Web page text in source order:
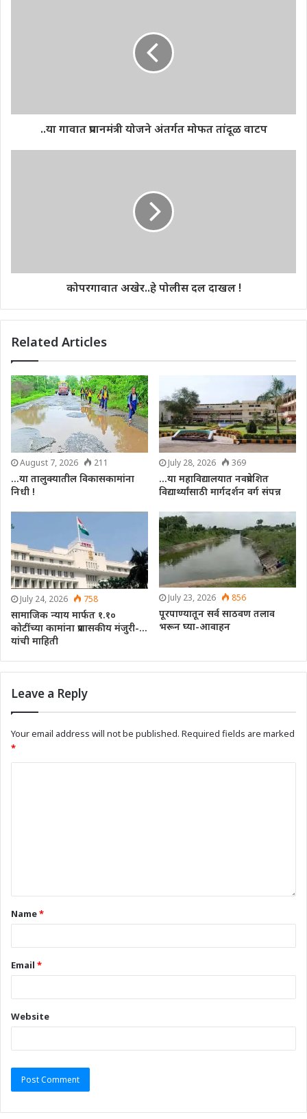
..या गावात प्रधानमंत्री योजने अंतर्गत मोफत तांदूळ वाटप
कोपरगावात अखेर..हे पोलीस दल दाखल !
Related Articles
August 7, 2026 211
…या तालुक्यातील विकासकामांना
निधी !
July 28, 2026 369
…या महाविद्यालयात नवप्रवेशित
विद्यार्थ्यांसाठी मार्गदर्शन वर्ग संपन्न
July 24, 2026 758
सामाजिक न्याय मार्फत १.१०
कोटींच्या कामांना प्रशासकीय मंजुरी-…
यांची माहिती
July 23, 2026 856
पूरपाण्यातून सर्व साठवण तलाव
भरून घ्या-आवाहन
Leave a Reply
Your email address will not be published. Required fields are marked
*
Name*
Email *
Website